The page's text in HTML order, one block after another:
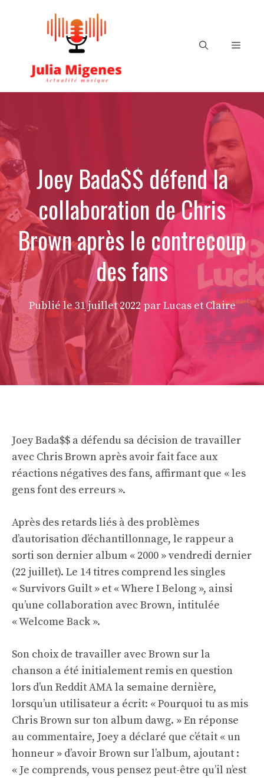
Menu
Joey Bada$$ défend la
collaboration de Chris
Brown après le contrecoup
des fans
Publié le31 juillet 2022 par Lucas et Claire
Joey Bada$$ a défendu sa décision de travailler
avec Chris Brown après avoir fait face aux
réactions négatives des fans, affirmant que « les
gens font des erreurs ».
Après des retards liés à des problèmes
d’autorisation d’échantillonnage, le rappeur a
sorti son dernier album « 2000 » vendredi dernier
(22 juillet). Le 14 titres comprend les singles
« Survivors Guilt » et « Where I Belong », ainsi
qu’une collaboration avec Brown, intitulée
« Welcome Back ».
Son choix de travailler avec Brown sur la
chanson a été initialement remis en question
lors d’un Reddit AMA la semaine dernière,
lorsqu’un utilisateur a écrit: « Pourquoi tu as mis
Chris Brown sur ton album dawg. » En réponse
au commentaire, Joey a déclaré que c’était « un
honneur » d’avoir Brown sur l’album, ajoutant :
« Je comprends, vous pensez peut-être qu’il n’est